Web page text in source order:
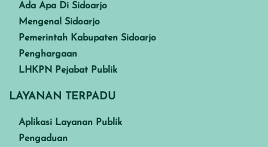
Ada Apa Di Sidoarjo
Mengenal Sidoarjo
Pemerintah Kabupaten Sidoarjo
Penghargaan
LHKPN Pejabat Publik
LAYANAN TERPADU
Aplikasi Layanan Publik
Pengaduan